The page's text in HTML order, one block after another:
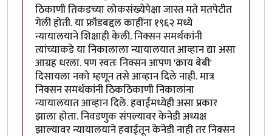
ठिकाणी तिकडच्या लोकसंख्येपेक्षा जास्त मते मतपेटीत
गेली होती. या फ्रॉडबद्दल काहींना १९६२ मध्ये
न्यायालयाने शिक्षाही केली. निक्सन समर्थकांनी
त्यांच्याकडे या निकालाला न्यायालयात आव्हान द्या असा
आग्रह धरला. पण स्वतः निक्सन आपण 'क्राय बेबी'
दिसायला नको म्हणून तसे आव्हान दिले नाही. मात्र
निक्सन समर्थकांनी ठिकठिकाणी निकालांना
न्यायालयात आव्हान दिले. हवाईमध्येही असा प्रकार
झाला होता. निवडणुक संपल्यावर केनेडी अध्यक्ष
झाल्यावर न्यायालयाने हवाईतून केनेडी नाही तर निक्सन